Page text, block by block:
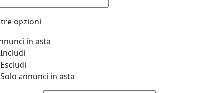
opzioni
in asta
Includi
Escludi
Solo annunci in asta